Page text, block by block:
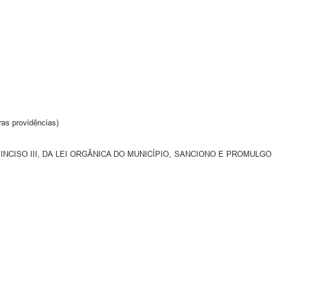
providências)
III, DA LEI ORGÂNICA DO MUNICÍPIO, SANCIONO E PROMULGO